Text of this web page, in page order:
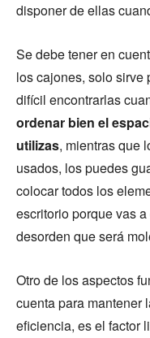
disponer de ellas
Se debe tener en
los cajones, solo sirve
difícil encontrarlas
ordenar bien el
utilizas, mientras que
usados, los puedes
colocar todos los
escritorio porque vas
desorden que será
Otro de los aspectos
cuenta para mantener
eficiencia, es el factor